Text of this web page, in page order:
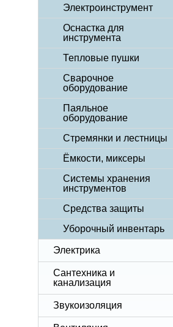
Электроинструмент
Оснастка для
инструмента
Тепловые пушки
Сварочное
оборудование
Паяльное
оборудование
Стремянки и лестницы
Ёмкости, миксеры
Системы хранения
инструментов
Средства защиты
Уборочный инвентарь
Электрика
Сантехника и
канализация
Звукоизоляция